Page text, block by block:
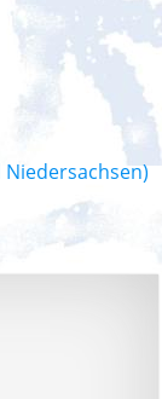
Niedersachsen)